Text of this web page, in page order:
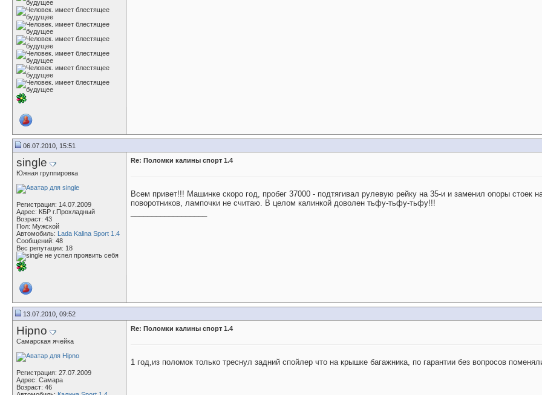
06.07.2010, 15:51
single
Южная группировка
Регистрация: 14.07.2009
Адрес: КБР г.Прохладный
Возраст: 43
Пол: Мужской
Автомобиль: Lada Kalina Sport 1.4
Сообщений: 48
Вес репутации: 18
Re: Поломки калины спорт 1.4
Всем привет!!! Машинке скоро год, пробег 37000 - подтягивал рулевую рейку на 35-и и заменил опоры стоек
поворотников, лампочки не считаю. В целом калинкой доволен тьфу-тьфу-тьфу!!!
13.07.2010, 09:52
Hipno
Самарская ячейка
Регистрация: 27.07.2009
Адрес: Самара
Возраст: 46
Re: Поломки калины спорт 1.4
1 год,из поломок только треснул задний спойлер что на крышке багажника, по гарантии без вопросов